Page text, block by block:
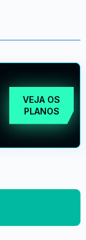
VEJA OS
PLANOS